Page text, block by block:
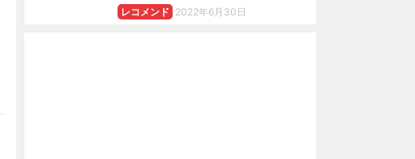
レコメンド 2022年6月30日